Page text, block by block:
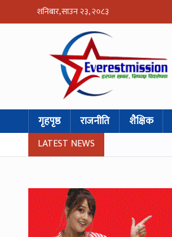
शनिबार, साउन २३, २०८३
गृहपृष्ठ राजनीति शैक्षिक
LATEST NEWS